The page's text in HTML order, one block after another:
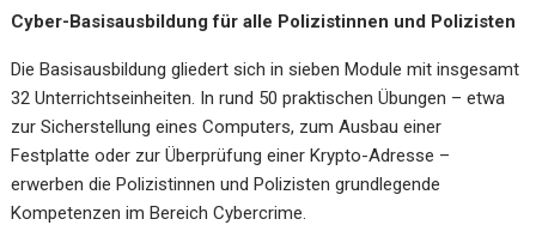
Cyber-Basisausbildung für alle Polizistinnen und Polizisten
Die Basisausbildung gliedert sich in sieben Module mit insgesamt
32 Unterrichtseinheiten. In rund 50 praktischen Übungen – etwa
zur Sicherstellung eines Computers, zum Ausbau einer
Festplatte oder zur Überprüfung einer Krypto-Adresse –
erwerben die Polizistinnen und Polizisten grundlegende
Kompetenzen im Bereich Cybercrime.